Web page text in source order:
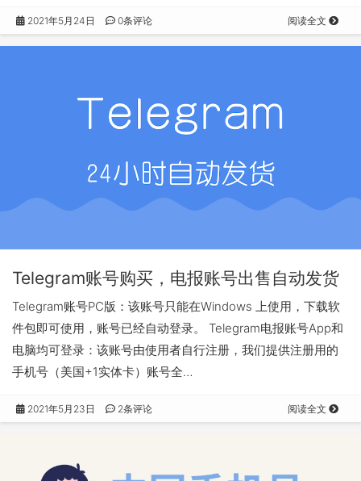
2021年5月24日 0条评论 阅读全文
Telegram账号购买，电报账号出售自动发货
Telegram账号PC版：该账号只能在Windows 上使用，下载软
件包即可使用，账号已经自动登录。 Telegram电报账号App和
电脑均可登录：该账号由使用者自行注册，我们提供注册用的
手机号（美国+1实体卡）账号全…
2021年5月23日 2条评论 阅读全文